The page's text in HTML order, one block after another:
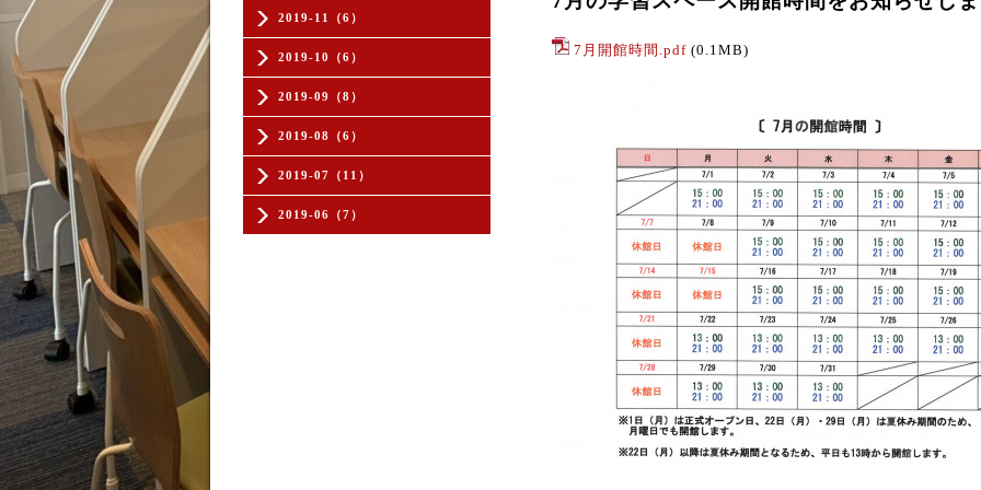
2019-11（6）
2019-10（6）
2019-09（8）
2019-08（6）
2019-07（11）
2019-06（7）
7月開館時間.pdf (0.1MB)